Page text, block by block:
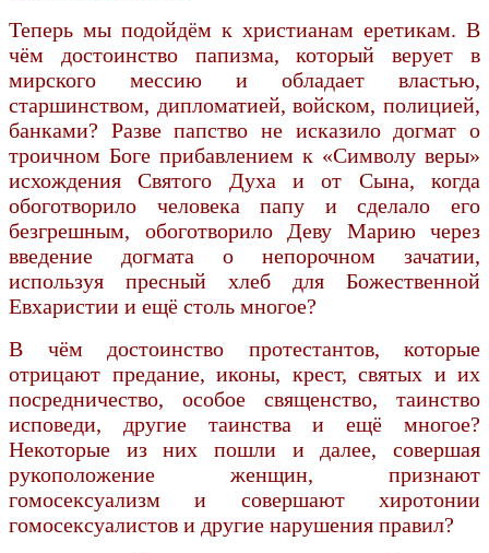
Теперь мы подойдём к христианам еретикам. В
чём достоинство папизма, который верует в
мирского мессию и обладает властью,
старшинством, дипломатией, войском, полицией,
банками? Разве папство не исказило догмат о
троичном Боге прибавлением к «Символу веры»
исхождения Святого Духа и от Сына, когда
обоготворило человека папу и сделало его
безгрешным, обоготворило Деву Марию через
введение догмата о непорочном зачатии,
используя пресный хлеб для Божественной
Евхаристии и ещё столь многое?
В чём достоинство протестантов, которые
отрицают предание, иконы, крест, святых и их
посредничество, особое священство, таинство
исповеди, другие таинства и ещё многое?
Некоторые из них пошли и далее, совершая
рукоположение женщин, признают
гомосексуализм и совершают хиротонии
гомосексуалистов и другие нарушения правил?